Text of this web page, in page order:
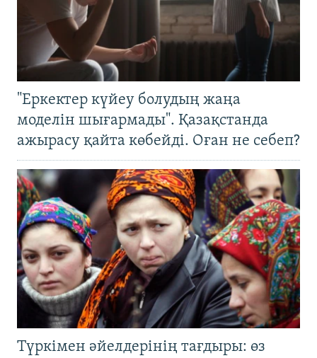
"Еркектер күйеу болудың жаңа
моделін шығармады". Қазақстанда
ажырасу қайта көбейді. Оған не себеп?
Түркімен әйелдерінің тағдыры: өз